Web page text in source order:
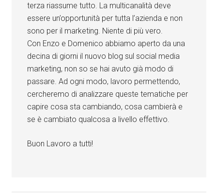
terza riassume tutto. La multicanalità deve
essere un’opportunità per tutta l’azienda e non
sono per il marketing. Niente di più vero.
Con Enzo e Domenico abbiamo aperto da una
decina di giorni il nuovo blog sul social media
marketing, non so se hai avuto già modo di
passare. Ad ogni modo, lavoro permettendo,
cercheremo di analizzare queste tematiche per
capire cosa sta cambiando, cosa cambierà e
se è cambiato qualcosa a livello effettivo.
Buon Lavoro a tutti!